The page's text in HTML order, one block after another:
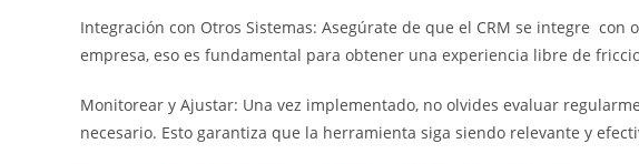
Integración con Otros Sistemas: Asegúrate de que el CRM se integre
empresa, eso es fundamental para obtener una experiencia libre de
Monitorear y Ajustar: Una vez implementado, no olvides evaluar
necesario. Esto garantiza que la herramienta siga siendo relevante y